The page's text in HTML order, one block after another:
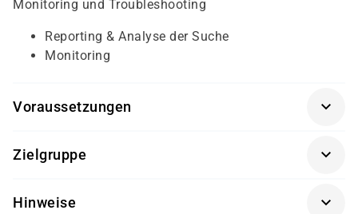
Monitoring und Troubleshooting
Reporting & Analyse der Suche
Monitoring
Voraussetzungen
folgende Vorkenntnisse mitbringen:
Administration site
Zielgruppe
Setup, Konfiguration und Administration der Suche in
Hinweise